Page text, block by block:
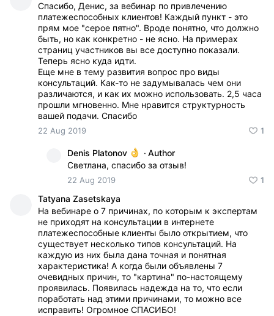
Спасибо, Денис, за вебинар по привлечению
платежеспособных клиентов! Каждый пункт - это
прям мое "серое пятно". Вроде понятно, что должно
быть, но как конкретно - не ясно. На примерах
страниц участников вы все доступно показали.
Теперь ясно куда идти.
Еще мне в тему развития вопрос про виды
консультаций. Как-то не задумывалась чем они
различаются, и как их можно использовать. 2,5 часа
прошли мгновенно. Мне нравится структурность
вашей подачи. Спасибо
22 Aug 2019 1
Denis Platonov · Author
Светлана, спасибо за отзыв!
22 Aug 2019 1
Tatyana Zasetskaya
На вебинаре о 7 причинах, по которым к экспертам
не приходят на консультации в интернете
платежеспособные клиенты было открытием, что
существует несколько типов консультаций. На
каждую из них была дана точная и понятная
характеристика! А когда были объявлены 7
очевидных причин, то "картина" по-настоящему
проявилась. Появилась надежда на то, что если
поработать над этими причинами, то можно все
исправить! Огромное СПАСИБО!